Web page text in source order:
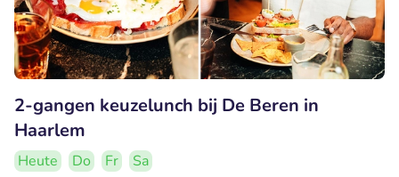
2-gangen keuzelunch bij De Beren in
Haarlem
Heute Do Fr
Sa